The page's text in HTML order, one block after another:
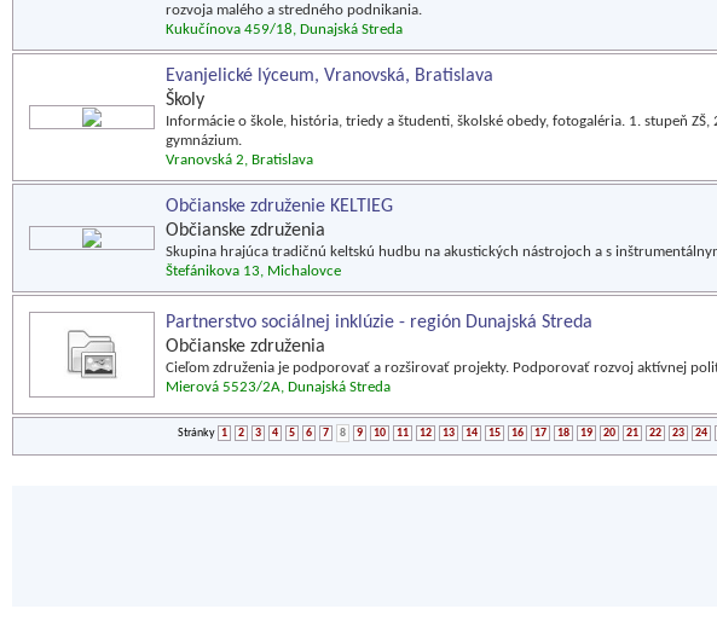
rozvoja malého a stredného podnikania.
Kukučínova 459/18, Dunajská Streda
Evanjelické lýceum, Vranovská, Bratislava
Školy
Informácie o škole, história, triedy a študenti, školské obedy, fotogaléria. 1. stupeň
gymnázium.
Vranovská 2, Bratislava
Občianske združenie KELTIEG
Občianske združenia
Skupina hrajúca tradičnú keltskú hudbu na akustických nástrojoch a s
Štefánikova 13, Michalovce
Partnerstvo sociálnej inklúzie - región Dunajská Streda
Občianske združenia
Cieľom združenia je podporovať a rozširovať projekty. Podporovať rozvoj aktívnej
Mierová 5523/2A, Dunajská Streda
Stránky 1 2 3 4 5 6 7 8 9 10 11 12 13 14 15 16 17 18 19 20 21 22 23 24